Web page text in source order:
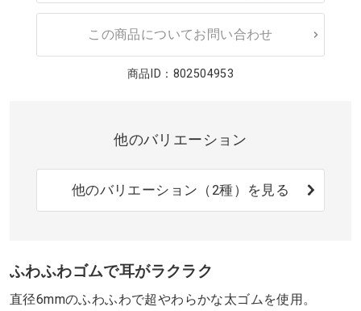
この商品についてお問い合わせ
商品ID：802504953
他のバリエーション
他のバリエーション（2種）を見る
ふわふわゴムで耳がラクラク
直径6mmのふわふわで超やわらかな太ゴムを使用。